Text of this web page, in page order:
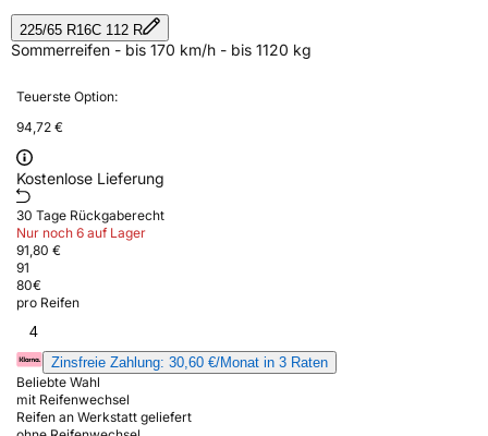
225/65 R16C 112 R
Sommerreifen - bis 170 km/h - bis 1120 kg
Teuerste Option:
94,72 €
Kostenlose Lieferung
30 Tage Rückgaberecht
Nur noch 6 auf Lager
91,80 €
91
80€
pro Reifen
4
Zinsfreie Zahlung: 30,60 €/Monat in 3 Raten
Beliebte Wahl
mit Reifenwechsel
Reifen an Werkstatt geliefert